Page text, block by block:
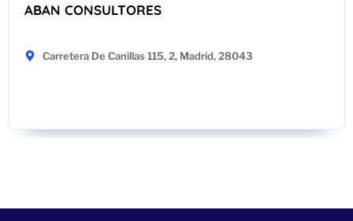
ABAN CONSULTORES
Carretera De Canillas 115, 2, Madrid, 28043